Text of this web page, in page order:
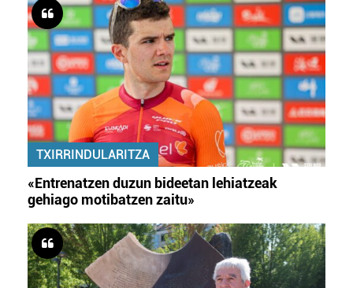
TXIRRINDULARITZA
«Entrenatzen duzun bideetan lehiatzeak
gehiago motibatzen zaitu»